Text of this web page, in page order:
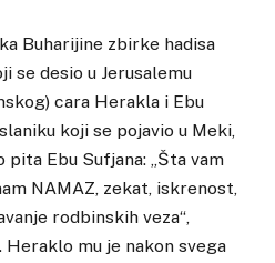
Buharijine zbirke hadisa
se desio u Jerusalemu
cara Herakla i Ebu
koji se pojavio u Meki,
Ebu Sufjana: „Šta vam
NAMAZ, zekat, iskrenost,
rodbinskih veza“,
mu je nakon svega